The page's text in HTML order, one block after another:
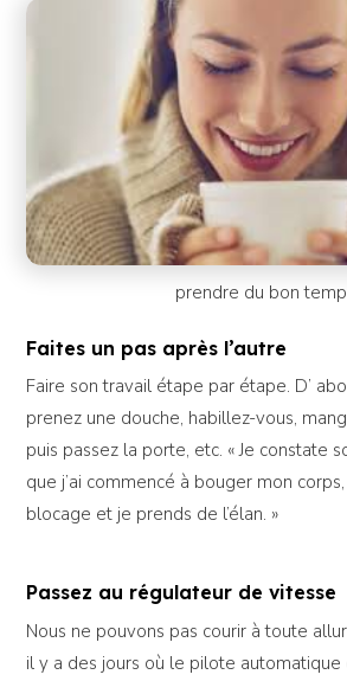
prendre du bon
Faites un pas après l’autre
Faire son travail étape par étape. D’
prenez une douche, habillez-vous,
puis passez la porte, etc. « Je constate
que j’ai commencé à bouger mon
blocage et je prends de l’élan. »
Passez au régulateur de vitesse
Nous ne pouvons pas courir à toute
il y a des jours où le pilote automatique